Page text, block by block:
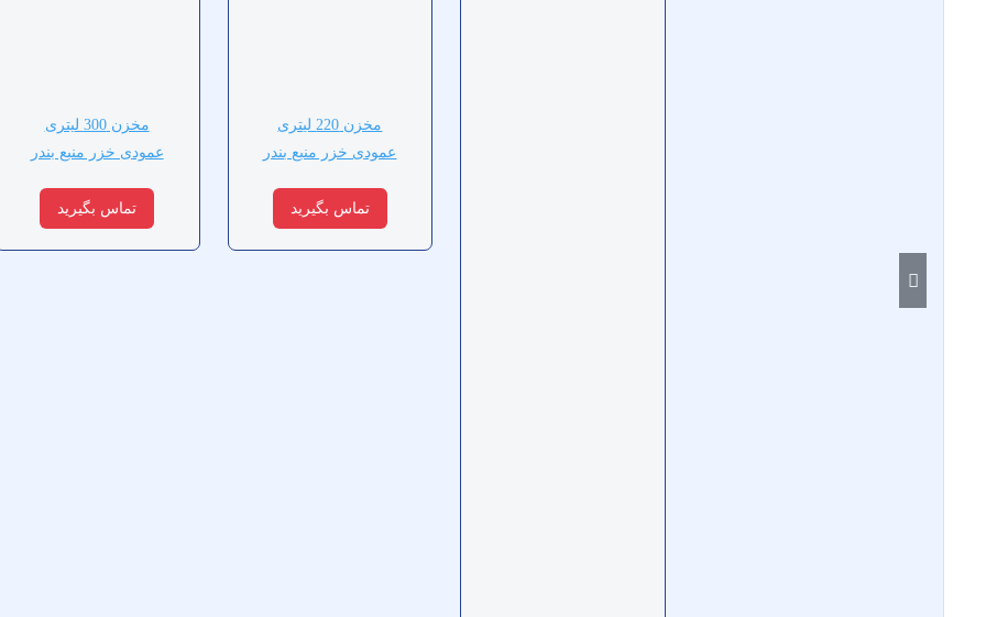
مخزن 220 لیتری
عمودی خزر منبع بندر
تماس بگیرید
مخزن 300 لیتری
عمودی خزر منبع بندر
تماس بگیرید